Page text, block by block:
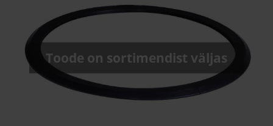
Toode on sortimendist väljas